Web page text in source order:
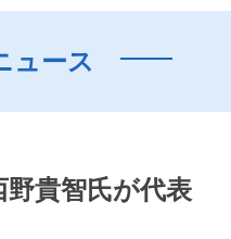
ュース
貴智氏が代表